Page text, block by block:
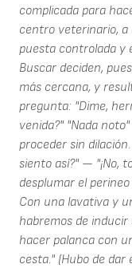
complicada para
centro veterinario, a
puesta controlada y
Buscar deciden,
más cercana, y
pregunta: "Dime,
venida?" "Nada
proceder sin
siento así?" — "¡No,
desplumar el perineo
Con una lavativa y
habremos de
hacer palanca con
cesta." (Hubo de dar